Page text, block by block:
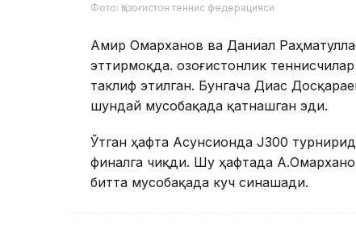
Фото: Қозоғистон теннис федерацияси
Амир Омарханов ва Даниал
эттирмоқда. Қозоғистонлик
таклиф этилган. Бунгача Диас
шундай мусобақада қатнашган эди.
Ўтган ҳафта Асунсионда J300
финалга чиқди. Шу ҳафтада
битта мусобақада куч синашади.